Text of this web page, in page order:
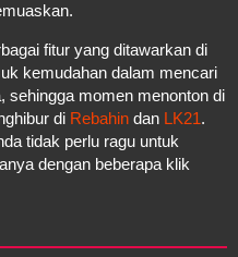
fitur yang ditawarkan di
kemudahan dalam mencari
sehingga momen menonton di
di Rebahin dan LK21.
tidak perlu ragu untuk
dengan beberapa klik